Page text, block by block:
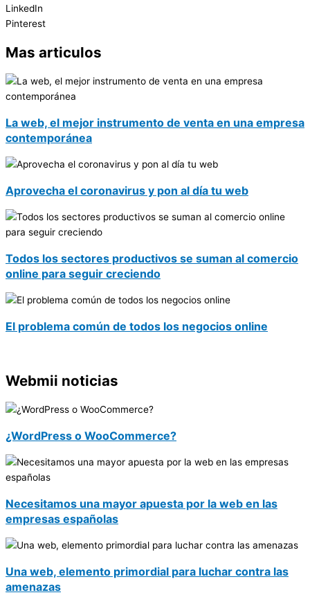
LinkedIn
Pinterest
Mas articulos
La web, el mejor instrumento de venta en una empresa
contemporánea
Aprovecha el coronavirus y pon al día tu web
Todos los sectores productivos se suman al comercio
online para seguir creciendo
El problema común de todos los negocios online
Webmii noticias
¿WordPress o WooCommerce?
Necesitamos una mayor apuesta por la web en las
empresas españolas
Una web, elemento primordial para luchar contra las
amenazas